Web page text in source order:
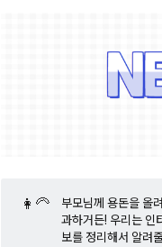
👩‍🦳
부모님께 용돈을 올
과하거든! 우리는 인
보를 정리해서 알려